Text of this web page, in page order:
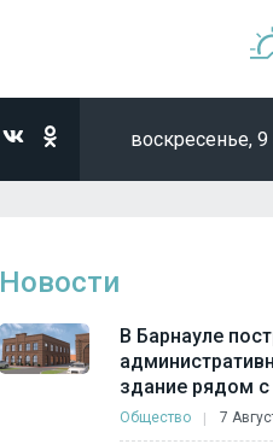
воскресенье, 9
Новости
В Барнауле
здание рядом
Общество 7